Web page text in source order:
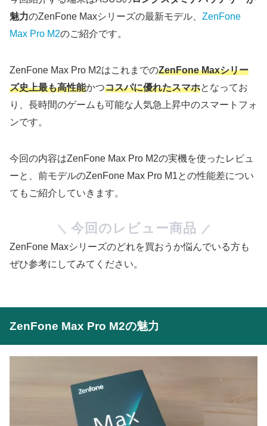
魅力のZenFone Maxシリーズの最新モデル、 ZenFone
Max Pro M2のご紹介です。
ZenFone Max Pro M2はこれまでのZenFone Maxシリー
ズ史上最も高性能かつコスパに優れたスマホとなってお
り、長時間のゲームも可能な人気急上昇中のスマートフォ
ンです。
今回の内容はZenFone Max Pro M2の実機を使ったレビュ
ーと、前モデルのZenFone Max Pro M1との性能差につい
てもご紹介していきます。
今回のレビュー商品
ZenFone Maxシリーズのどれを買おうか悩んでいる方も
ぜひ参考にしてみてください。
ZenFone Max Pro M2の魅力